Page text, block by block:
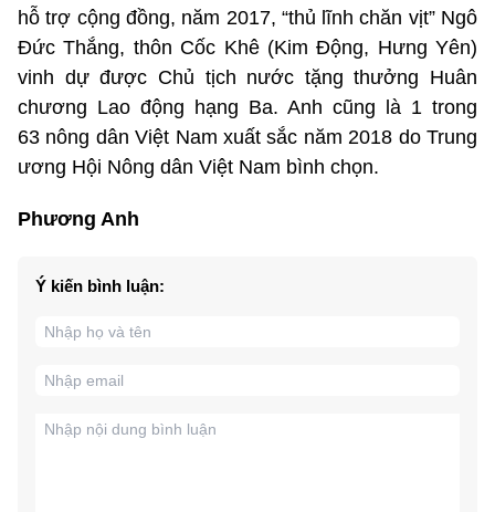
hỗ trợ cộng đồng, năm 2017, “thủ lĩnh chăn vịt” Ngô
Đức Thắng, thôn Cốc Khê (Kim Động, Hưng Yên)
vinh dự được Chủ tịch nước tặng thưởng Huân
chương Lao động hạng Ba. Anh cũng là 1 trong
63 nông dân Việt Nam xuất sắc năm 2018 do Trung
ương Hội Nông dân Việt Nam bình chọn.
Phương Anh
Ý kiến bình luận: